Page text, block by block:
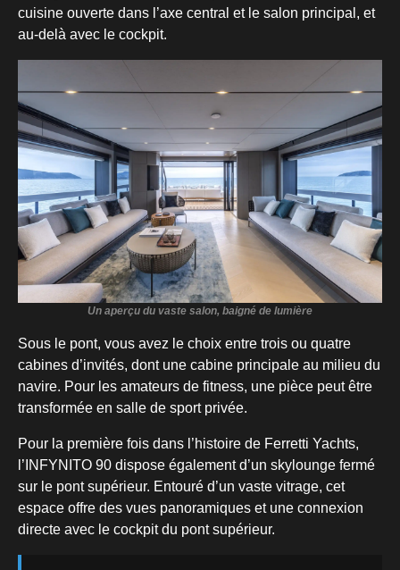
cuisine ouverte dans l’axe central et le salon principal, et
au-delà avec le cockpit.
Un aperçu du vaste salon, baigné de lumière
Sous le pont, vous avez le choix entre trois ou quatre
cabines d’invités, dont une cabine principale au milieu du
navire. Pour les amateurs de fitness, une pièce peut être
transformée en salle de sport privée.
Pour la première fois dans l’histoire de Ferretti Yachts,
l’INFYNITO 90 dispose également d’un skylounge fermé
sur le pont supérieur. Entouré d’un vaste vitrage, cet
espace offre des vues panoramiques et une connexion
directe avec le cockpit du pont supérieur.